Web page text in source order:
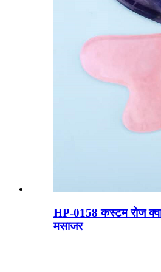
HP-0158 कस्टम रोज
मसाजर